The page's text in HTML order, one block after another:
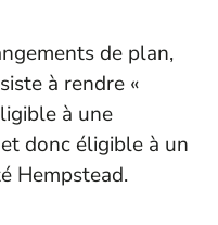
de plan,
à rendre «
à une
donc éligible à un
Hempstead.